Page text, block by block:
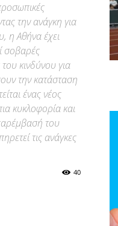
την ανάγκη για
η Αθήνα έχει
σοβαρές
κινδύνου για
την κατάσταση
ένας νέος
κυκλοφορία και
του
τις ανάγκες
40